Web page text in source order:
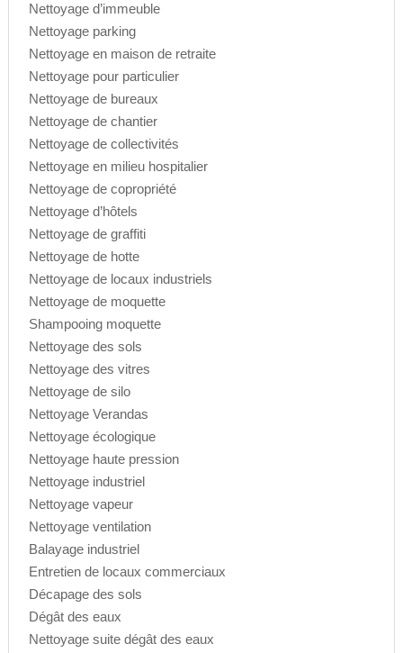
Nettoyage d’immeuble
Nettoyage parking
Nettoyage en maison de retraite
Nettoyage pour particulier
Nettoyage de bureaux
Nettoyage de chantier
Nettoyage de collectivités
Nettoyage en milieu hospitalier
Nettoyage de copropriété
Nettoyage d’hôtels
Nettoyage de graffiti
Nettoyage de hotte
Nettoyage de locaux industriels
Nettoyage de moquette
Shampooing moquette
Nettoyage des sols
Nettoyage des vitres
Nettoyage de silo
Nettoyage Verandas
Nettoyage écologique
Nettoyage haute pression
Nettoyage industriel
Nettoyage vapeur
Nettoyage ventilation
Balayage industriel
Entretien de locaux commerciaux
Décapage des sols
Dégât des eaux
Nettoyage suite dégât des eaux